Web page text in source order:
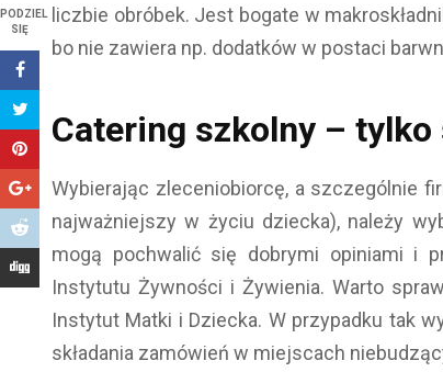
PODZIEL
SIĘ
liczbie obróbek. Jest bogate w
bo nie zawiera np. dodatków w postaci
Catering szkolny –
Wybierając zleceniobiorcę, a szczególnie
najważniejszy w życiu dziecka), należy
mogą pochwalić się dobrymi opiniami i
Instytutu Żywności i Żywienia. Warto
Instytut Matki i Dziecka. W przypadku tak
składania zamówień w miejscach